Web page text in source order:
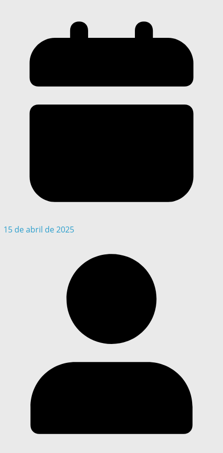
15 de abril de 2025